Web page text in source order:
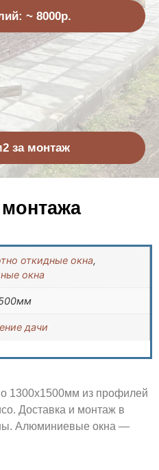
~ 8000р.
за монтаж
откидные окна,
окна
дачи
1300х1500мм из профилей
Доставка и монтаж в
Алюминиевые окна —